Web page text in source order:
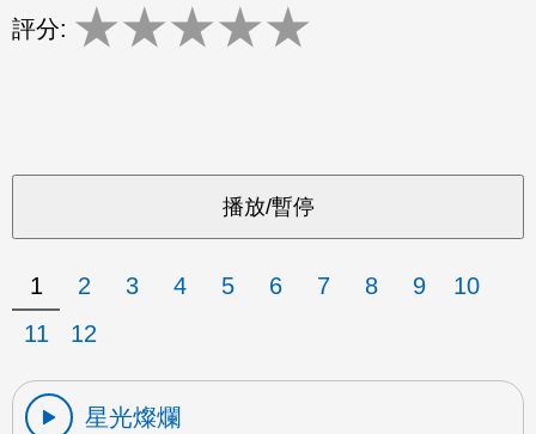
評分: ★★★★★
1 2 3 4 5 6 7 8 9
10
11
12
星光燦爛